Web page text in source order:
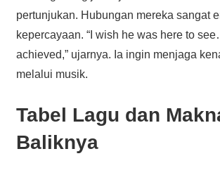
pertunjukan. Hubungan mereka sangat
kepercayaan. “I wish he was here to
achieved,” ujarnya. Ia ingin menjaga
melalui musik.
Tabel Lagu dan
Baliknya